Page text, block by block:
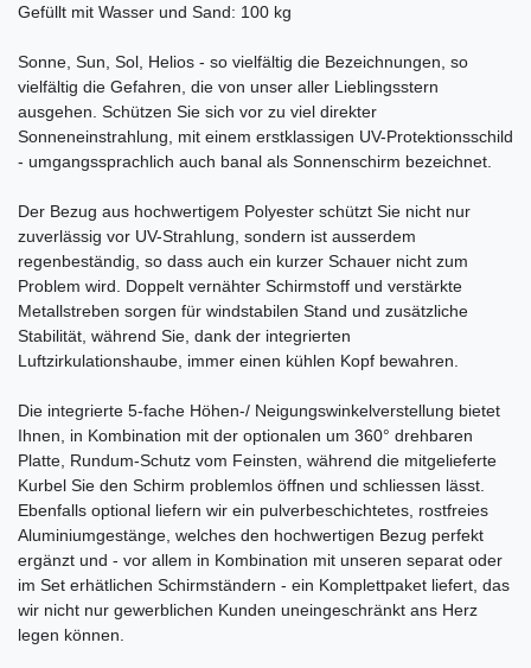
Gefüllt mit Wasser und Sand: 100 kg
Sonne, Sun, Sol, Helios - so vielfältig die Bezeichnungen, so
vielfältig die Gefahren, die von unser aller Lieblingsstern
ausgehen. Schützen Sie sich vor zu viel direkter
Sonneneinstrahlung, mit einem erstklassigen UV-Protektionsschild
- umgangssprachlich auch banal als Sonnenschirm bezeichnet.
Der Bezug aus hochwertigem Polyester schützt Sie nicht nur
zuverlässig vor UV-Strahlung, sondern ist ausserdem
regenbeständig, so dass auch ein kurzer Schauer nicht zum
Problem wird. Doppelt vernähter Schirmstoff und verstärkte
Metallstreben sorgen für windstabilen Stand und zusätzliche
Stabilität, während Sie, dank der integrierten
Luftzirkulationshaube, immer einen kühlen Kopf bewahren.
Die integrierte 5-fache Höhen-/ Neigungswinkelverstellung bietet
Ihnen, in Kombination mit der optionalen um 360° drehbaren
Platte, Rundum-Schutz vom Feinsten, während die mitgelieferte
Kurbel Sie den Schirm problemlos öffnen und schliessen lässt.
Ebenfalls optional liefern wir ein pulverbeschichtetes, rostfreies
Aluminiumgestänge, welches den hochwertigen Bezug perfekt
ergänzt und - vor allem in Kombination mit unseren separat oder
im Set erhätlichen Schirmständern - ein Komplettpaket liefert, das
wir nicht nur gewerblichen Kunden uneingeschränkt ans Herz
legen können.